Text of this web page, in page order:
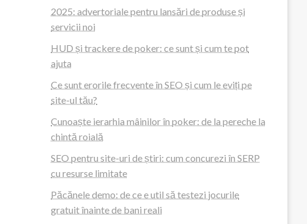
2025: advertoriale pentru lansări de produse și
servicii noi
HUD și trackere de poker: ce sunt și cum te pot
ajuta
Ce sunt erorile frecvente în SEO și cum le eviți pe
site-ul tău?
Cunoaște ierarhia mâinilor în poker: de la pereche la
chintă roială
SEO pentru site-uri de știri: cum concurezi în SERP
cu resurse limitate
Păcănele demo: de ce e util să testezi jocurile
gratuit înainte de bani reali